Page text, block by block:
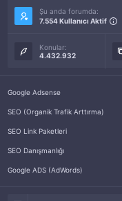
Şu anda forumda:
7.554 Kullanıcı Aktif
Konular:
4.432.932
Google Adsense
SEO (Organik Trafik Arttırma)
SEO Link Paketleri
SEO Danışmanlığı
Google ADS (AdWords)